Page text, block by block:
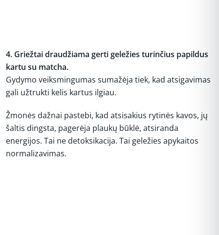
4. Griežtai draudžiama gerti geležies turinčius papildus
kartu su matcha.
Gydymo veiksmingumas sumažėja tiek, kad atsigavimas
gali užtrukti kelis kartus ilgiau.
Žmonės dažnai pastebi, kad atsisakius rytinės kavos, jų
šaltis dingsta, pagerėja plaukų būklė, atsiranda
energijos. Tai ne detoksikacija. Tai geležies apykaitos
normalizavimas.